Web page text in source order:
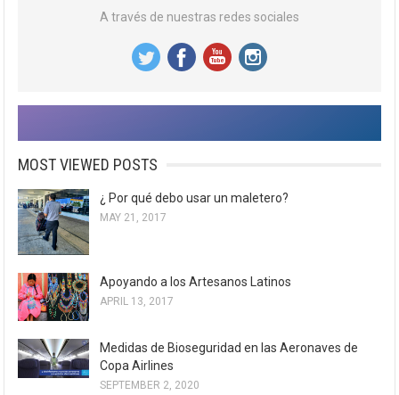
A través de nuestras redes sociales
MOST VIEWED POSTS
¿ Por qué debo usar un maletero?
MAY 21, 2017
Apoyando a los Artesanos Latinos
APRIL 13, 2017
Medidas de Bioseguridad en las Aeronaves de
Copa Airlines
SEPTEMBER 2, 2020